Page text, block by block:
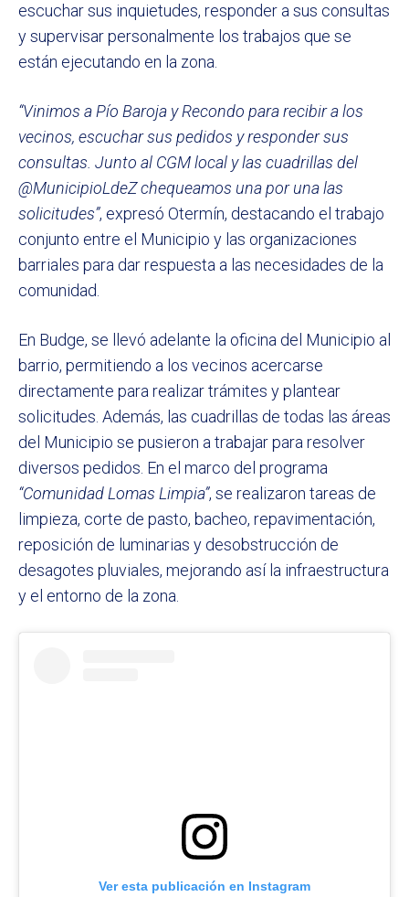
escuchar sus inquietudes, responder a sus consultas
y supervisar personalmente los trabajos que se
están ejecutando en la zona.
“Vinimos a Pío Baroja y Recondo para recibir a los
vecinos, escuchar sus pedidos y responder sus
consultas. Junto al CGM local y las cuadrillas del
@MunicipioLdeZ chequeamos una por una las
solicitudes”, expresó Otermín, destacando el trabajo
conjunto entre el Municipio y las organizaciones
barriales para dar respuesta a las necesidades de la
comunidad.
En Budge, se llevó adelante la oficina del Municipio al
barrio, permitiendo a los vecinos acercarse
directamente para realizar trámites y plantear
solicitudes. Además, las cuadrillas de todas las áreas
del Municipio se pusieron a trabajar para resolver
diversos pedidos. En el marco del programa
“Comunidad Lomas Limpia”, se realizaron tareas de
limpieza, corte de pasto, bacheo, repavimentación,
reposición de luminarias y desobstrucción de
desagotes pluviales, mejorando así la infraestructura
y el entorno de la zona.
Ver esta publicación en Instagram